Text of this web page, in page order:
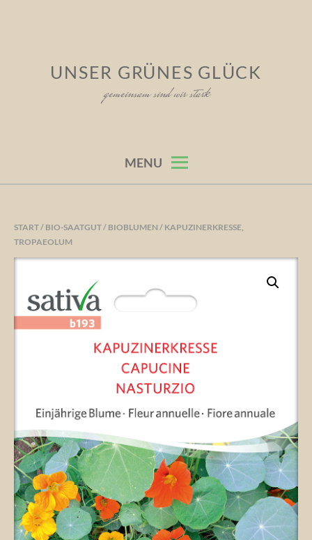
UNSER GRÜNES GLÜCK
gemeinsam sind wir stark
MENU
START/ BIO-SAATGUT/ BIOBLUMEN / KAPUZINERKRESSE,
TROPAEOLUM